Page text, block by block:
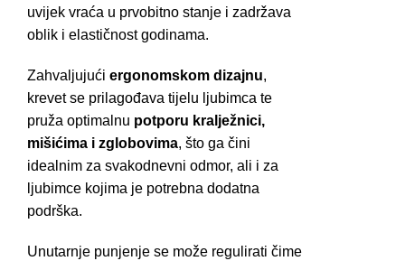
uvijek vraća u prvobitno stanje i zadržava
oblik i elastičnost godinama.
Zahvaljujući ergonomskom dizajnu,
krevet se prilagođava tijelu ljubimca te
pruža optimalnu potporu kralježnici,
mišićima i zglobovima, što ga čini
idealnim za svakodnevni odmor, ali i za
ljubimce kojima je potrebna dodatna
podrška.
Unutarnje punjenje se može regulirati čime